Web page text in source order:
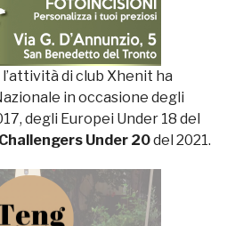
di club Xhenit ha
in occasione degli
degli Europei Under 18 del
Under 20del 2021.